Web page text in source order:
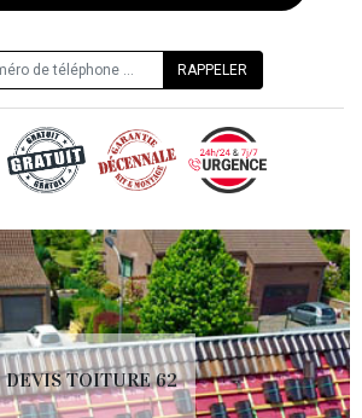
DEVIS TOITURE 62